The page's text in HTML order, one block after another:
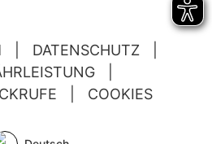
DATENSCHUTZ
COOKIES